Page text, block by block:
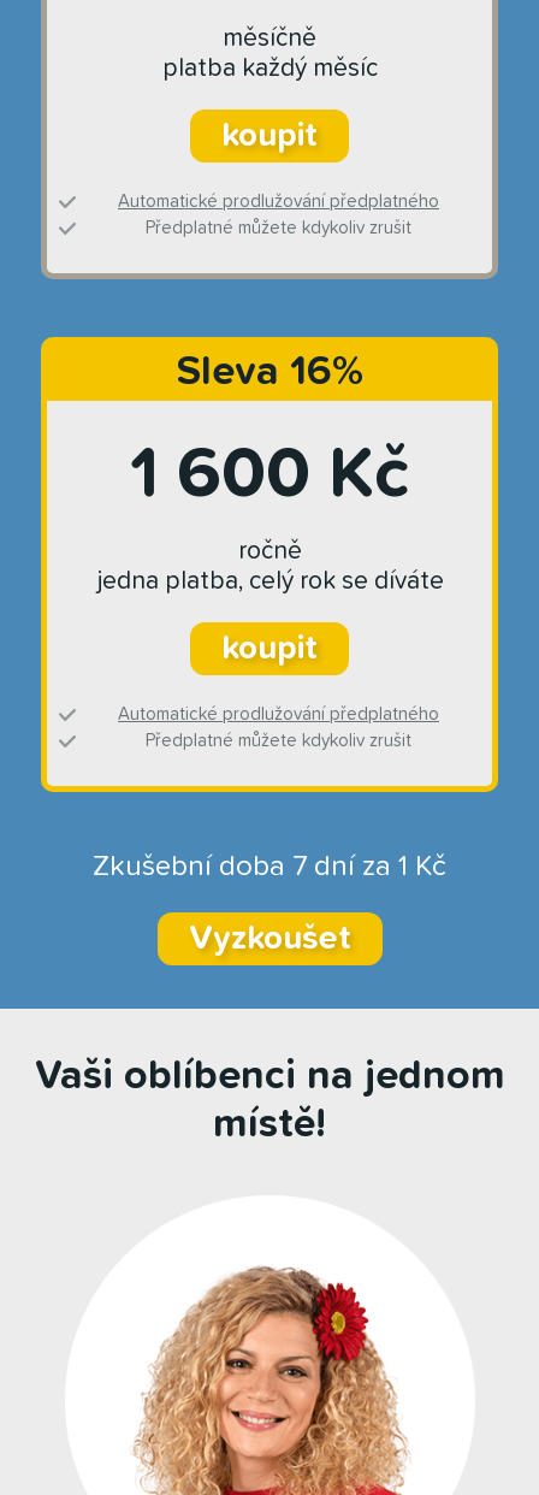
měsíčně
platba každý měsíc
koupit
Automatické prodlužování předplatného
Předplatné můžete kdykoliv zrušit
Sleva 16%
1 600 Kč
ročně
jedna platba, celý rok se díváte
koupit
Automatické prodlužování předplatného
Předplatné můžete kdykoliv zrušit
Zkušební doba 7 dní za 1 Kč
Vyzkoušet
Vaši oblíbenci na jednom
místě!